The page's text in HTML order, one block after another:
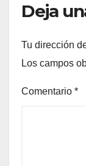
Deja
Tu dirección
Los campos
Comentario *